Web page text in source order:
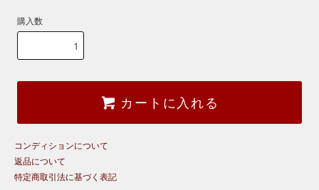
購入数
カートに入れる
コンディションについて
返品について
特定商取引法に基づく表記